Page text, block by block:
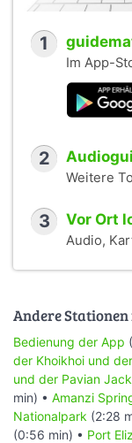
1
Im App-
2
Weitere
3 Vor Ort
Audio,
Andere
Bedienung der App
der Khoikhoi und
und der Pavian Jack
min) • Amanzi
Nationalpark (2:28
(0:56 min) • Port